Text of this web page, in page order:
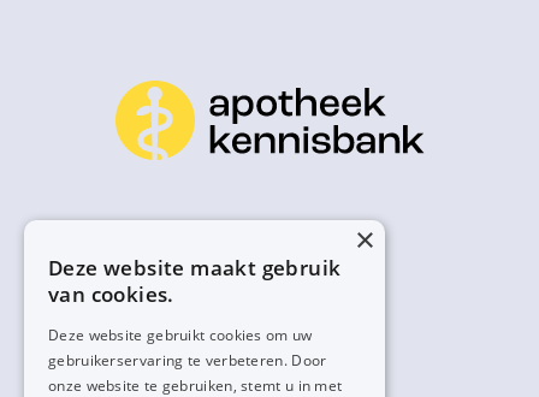
×
Deze website maakt gebruik
van cookies.
Deze website gebruikt cookies om uw
gebruikerservaring te verbeteren. Door
onze website te gebruiken, stemt u in met